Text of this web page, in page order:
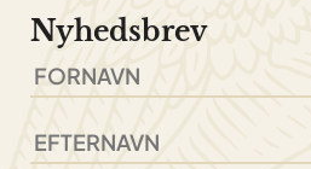
Nyhedsbrev